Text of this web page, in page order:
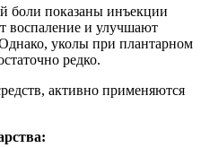
боли показаны инъекции
воспаление и улучшают
Однако, уколы при плантарном
редко.
активно применяются